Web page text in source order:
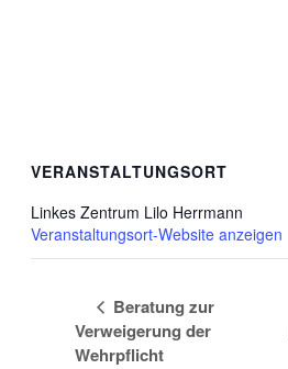
VERANSTALTUNGSORT
Linkes Zentrum Lilo Herrmann
Veranstaltungsort-Website anzeigen
Beratung zur
Verweigerung der
Wehrpflicht